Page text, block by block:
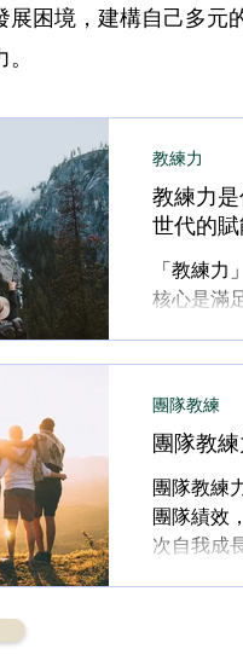
展困境，建構自己多元
教練力
世代的
「教練力
核心是滿
僅影響了
教練力
團隊教
團隊教練
團隊績效
次自我成
團隊教練